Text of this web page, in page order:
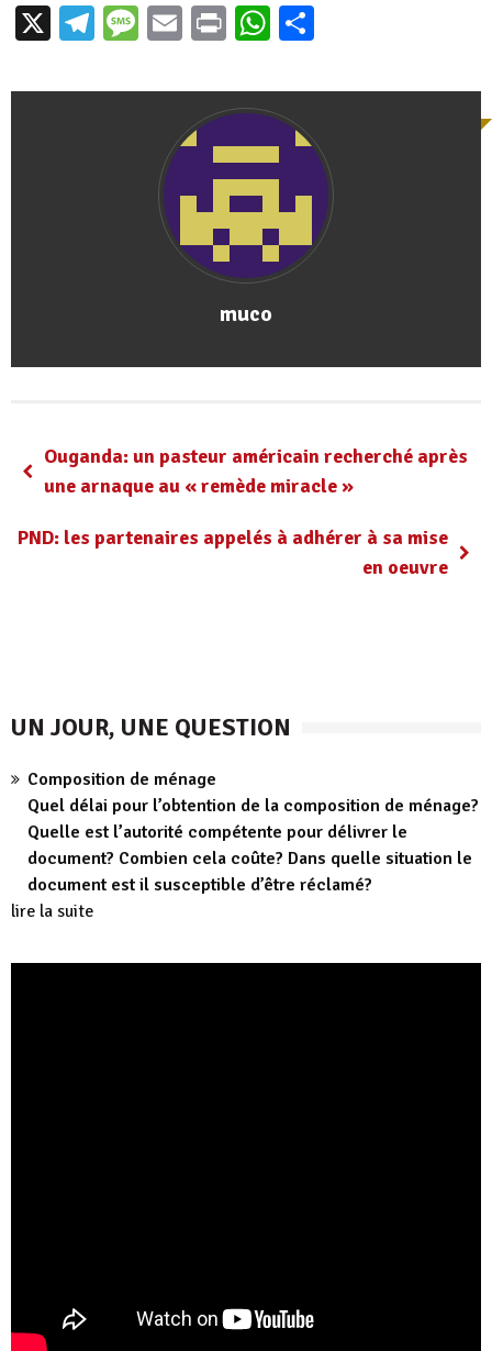
X Telegram
Message
EmailPrintWhatsApp
muco
Ouganda: un pasteur américain recherché après
une arnaque au « remède miracle »
PND: les partenaires appelés à adhérer à sa mise
en oeuvre
UN JOUR, UNE QUESTION
Composition de ménage
Quel délai pour l’obtention de la composition de ménage?
Quelle est l’autorité compétente pour délivrer le
document? Combien cela coûte? Dans quelle situation le
document est il susceptible d’être réclamé?
lire la suite